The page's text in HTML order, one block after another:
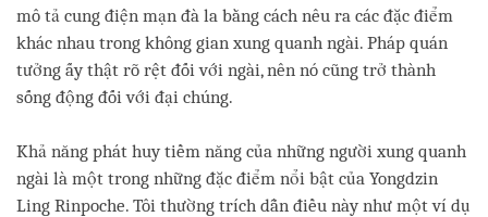
mô tả cung điện mạn đà la bằng cách nêu ra các đặc điểm
khác nhau trong không gian xung quanh ngài. Pháp quán
tưởng ấy thật rõ rệt đối với ngài, nên nó cũng trở thành
sống động đối với đại chúng.
Khả năng phát huy tiềm năng của những người xung quanh
ngài là một trong những đặc điểm nổi bật của Yongdzin
Ling Rinpoche. Tôi thường trích dẫn điều này như một ví dụ